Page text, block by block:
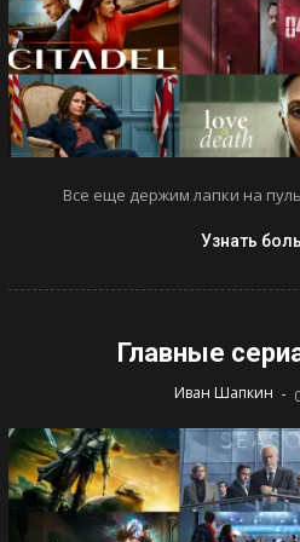
Все еще держим лапки на
Узнать
Главные
Иван Шапкин -